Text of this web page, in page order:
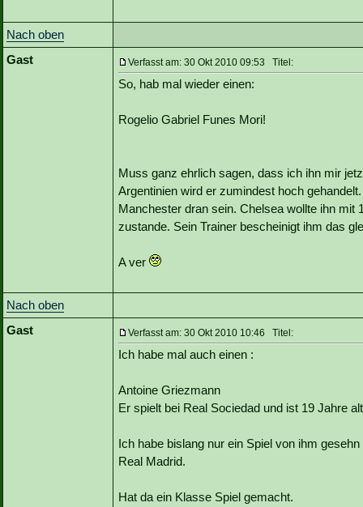
Nach oben
Gast
Verfasst am: 30 Okt 2010 09:53 Titel:
So, hab mal wieder einen:
Rogelio Gabriel Funes Mori!
Muss ganz ehrlich sagen, dass ich ihn mir
Argentinien wird er zumindest hoch
Manchester dran sein. Chelsea wollte ihn
zustande. Sein Trainer bescheinigt ihm das
A ver
Nach oben
Gast
Verfasst am: 30 Okt 2010 10:46 Titel:
Ich habe mal auch einen :
Antoine Griezmann
Er spielt bei Real Sociedad und ist 19 Jahre
Ich habe bislang nur ein Spiel von ihm
Real Madrid.
Hat da ein Klasse Spiel gemacht.